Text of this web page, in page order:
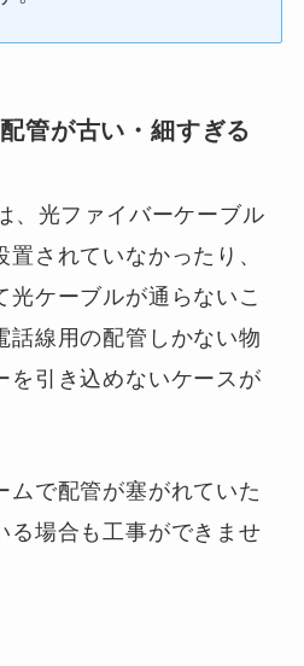
管が古い・細すぎる
、光ファイバーケーブル
されていなかったり、
光ケーブルが通らないこ
話線用の配管しかない物
を引き込めないケースが
ムで配管が塞がれていた
る場合も工事ができませ